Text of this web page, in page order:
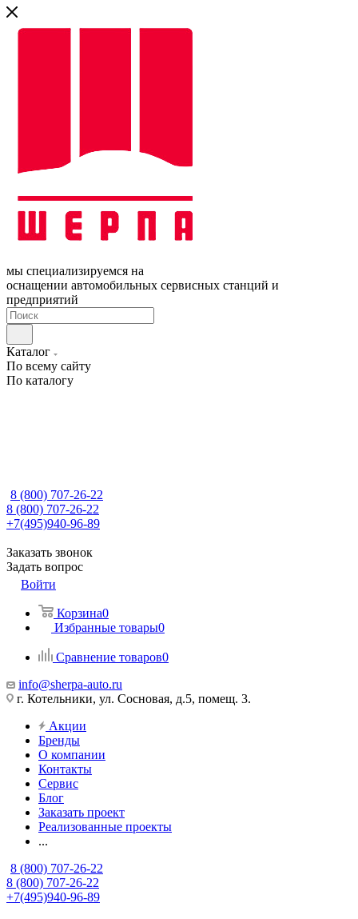
мы специализируемся на
оснащении автомобильных сервисных станций и
предприятий
Каталог
По всему сайту
По каталогу
8 (800) 707-26-22
8 (800) 707-26-22
+7(495)940-96-89
Заказать звонок
Задать вопрос
Войти
Корзина0
Избранные товары0
Сравнение товаров0
info@sherpa-auto.ru
г. Котельники, ул. Сосновая, д.5, помещ. 3.
Акции
Бренды
О компании
Контакты
Сервис
Блог
Заказать проект
Реализованные проекты
...
8 (800) 707-26-22
8 (800) 707-26-22
+7(495)940-96-89